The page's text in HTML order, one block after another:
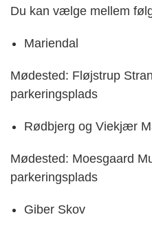
Du kan vælge mellem
Mariendal
Mødested: Fløjstrup
parkeringsplads
Rødbjerg og Viekjær
Mødested: Moesgaard
parkeringsplads
Giber Skov